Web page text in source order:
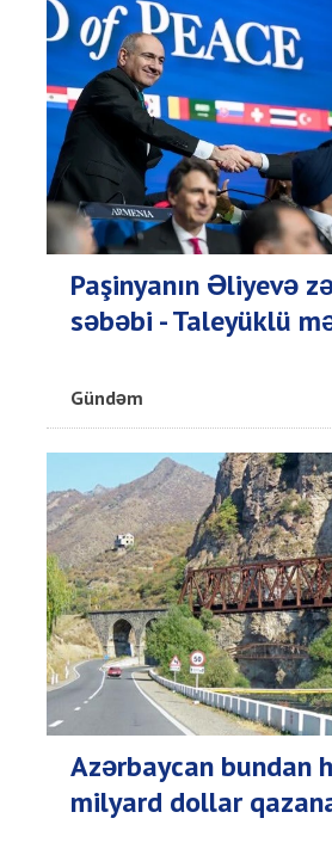
Paşinyanın Əliyevə
səbəbi - Taleyüklü
Gündəm
Azərbaycan bundan
milyard dollar